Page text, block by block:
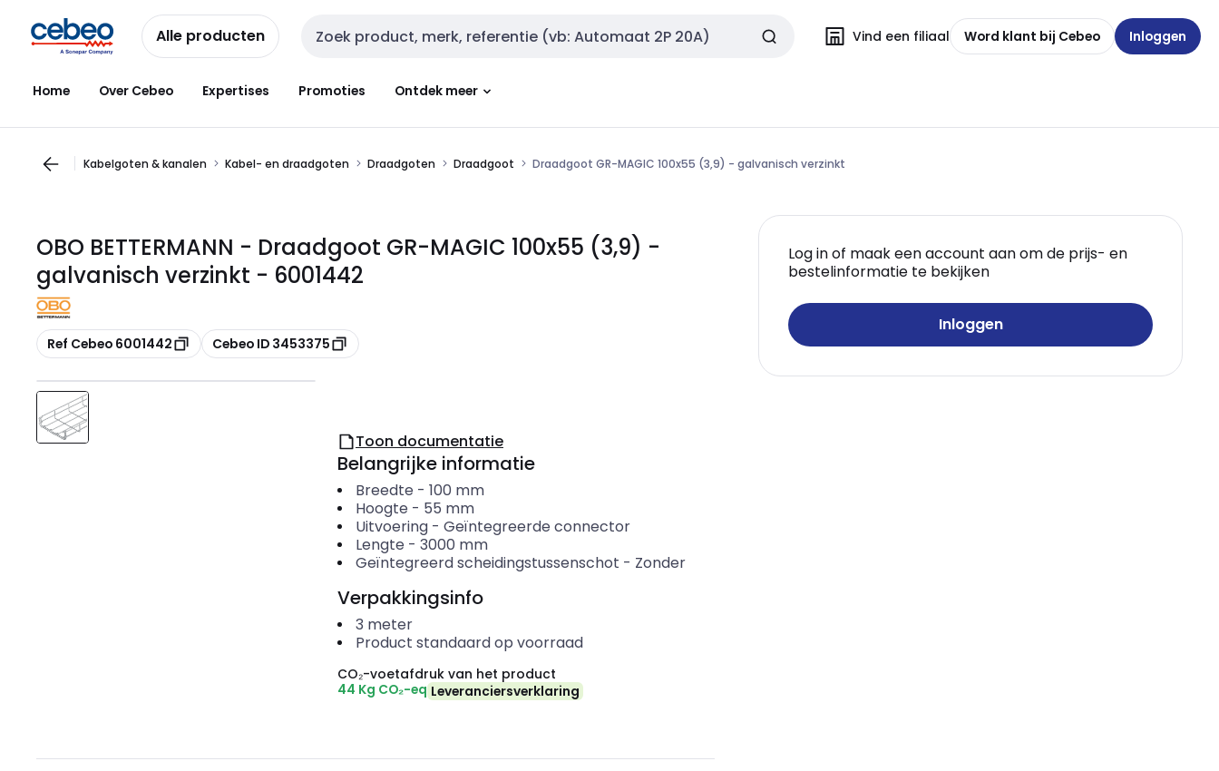
naar
navigatie
naar
inhoud
Alle producten Zoekveld invoer Vind een filiaal Word klant bij Cebeo Inloggen
Home Over Cebeo Expertises Promoties Ontdek meer
Kabelgoten & kanalen Kabel- en draadgoten Draadgoten Draadgoot Draadgoot GR-MAGIC 100x55 (3,9) - galvanisch verzinkt
OBO BETTERMANN - Draadgoot GR-MAGIC 100x55 (3,9) -
galvanisch verzinkt - 6001442
Kopiëren
Ref Cebeo 6001442 Kopiëren
Cebeo ID 3453375
Log in of maak een account aan om de prijs- en
bestelinformatie te bekijken
Inloggen
Toon documentatie
Belangrijke informatie
Breedte - 100 mm
Hoogte - 55 mm
Uitvoering- Geïntegreerde connector
Lengte - 3000 mm
Geïntegreerd scheidingstussenschot - Zonder
Verpakkingsinfo
3 meter
Product standaard op voorraad
CO₂-voetafdruk van het product
44 Kg CO₂-eq Leveranciersverklaring